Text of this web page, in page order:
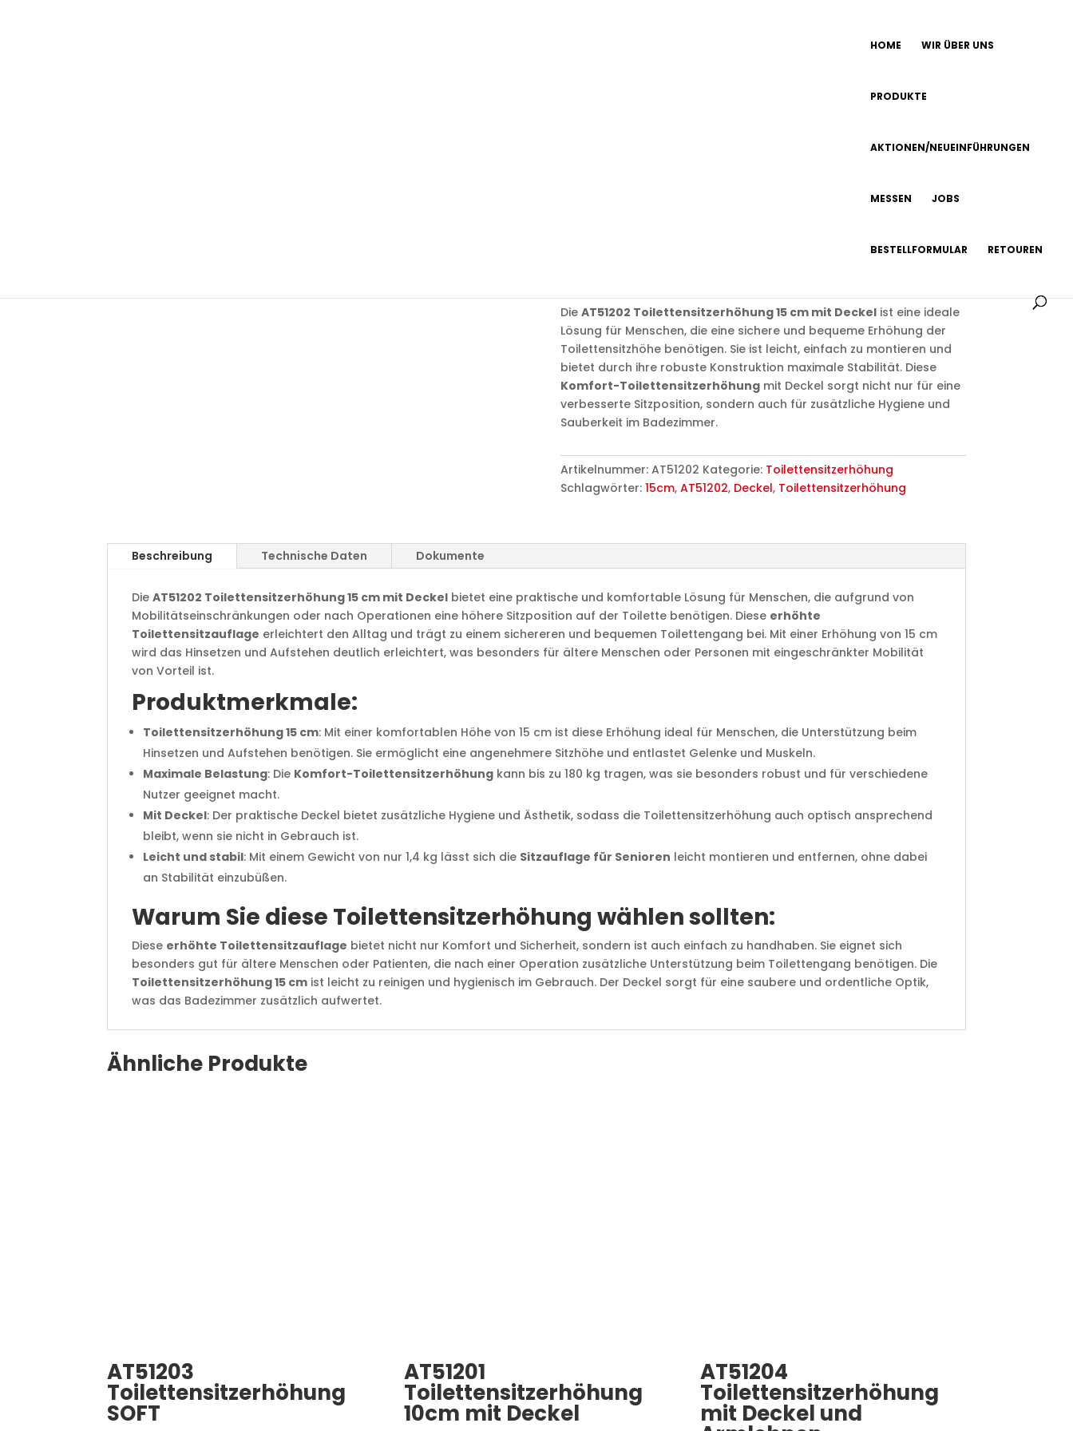
HOME WIR ÜBER UNS
PRODUKTE
AKTIONEN/NEUEINFÜHRUNGEN
MESSEN JOBS
BESTELLFORMULAR RETOUREN
g 15cm mit Deckel
Die AT51202 Toilettensitzerhöhung 15 cm mit Deckelist eine ideale
Lösung für Menschen, die eine sichere und bequeme Erhöhung der
Toilettensitzhöhe benötigen. Sie ist leicht, einfach zu montieren und
bietet durch ihre robuste Konstruktion maximale Stabilität. Diese
Komfort-Toilettensitzerhöhungmit Deckel sorgt nicht nur für eine
verbesserte Sitzposition, sondern auch für zusätzliche Hygiene und
Sauberkeit im Badezimmer.
Artikelnummer: AT51202 Kategorie: Toilettensitzerhöhung
Schlagwörter: 15cm, AT51202, Deckel, Toilettensitzerhöhung
Beschreibung Technische Daten Dokumente
DieAT51202 Toilettensitzerhöhung 15 cm mit Deckel bietet eine praktische und komfortable Lösung für Menschen, die aufgrund von
Mobilitätseinschränkungen oder nach Operationen eine höhere Sitzposition auf der Toilette benötigen. Diese erhöhte
Toilettensitzauflage erleichtert den Alltag und trägt zu einem sichereren und bequemen Toilettengang bei. Mit einer Erhöhung von 15 cm
wird das Hinsetzen und Aufstehen deutlich erleichtert, was besonders für ältere Menschen oder Personen mit eingeschränkter Mobilität
von Vorteil ist.
Produktmerkmale:
Toilettensitzerhöhung 15 cm: Mit einer komfortablen Höhe von 15 cm ist diese Erhöhung ideal für Menschen, die Unterstützung beim
Hinsetzen und Aufstehen benötigen. Sie ermöglicht eine angenehmere Sitzhöhe und entlastet Gelenke und Muskeln.
Maximale Belastung: Die Komfort-Toilettensitzerhöhung kann bis zu 180 kg tragen, was sie besonders robust und für verschiedene
Nutzer geeignet macht.
Mit Deckel: Der praktische Deckel bietet zusätzliche Hygiene und Ästhetik, sodass die Toilettensitzerhöhung auch optisch ansprechend
bleibt, wenn sie nicht in Gebrauch ist.
Leicht und stabil: Mit einem Gewicht von nur 1,4 kg lässt sich die Sitzauflage für Senioren leicht montieren und entfernen, ohne dabei
an Stabilität einzubüßen.
Warum Sie diese Toilettensitzerhöhung wählen sollten:
Diese erhöhte Toilettensitzauflage bietet nicht nur Komfort und Sicherheit, sondern ist auch einfach zu handhaben. Sie eignet sich
besonders gut für ältere Menschen oder Patienten, die nach einer Operation zusätzliche Unterstützung beim Toilettengang benötigen. Die
Toilettensitzerhöhung 15 cm ist leicht zu reinigen und hygienisch im Gebrauch. Der Deckel sorgt für eine saubere und ordentliche Optik,
was das Badezimmer zusätzlich aufwertet.
Ähnliche Produkte
AT51203
Toilettensitzerhöhung
SOFT
AT51201
Toilettensitzerhöhung
10cm mit Deckel
AT51204
Toilettensitzerhöhung
mit Deckel und